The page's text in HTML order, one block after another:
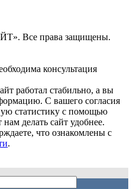
Все права защищены.
консультация
работал стабильно, а вы
С вашего согласия
статистику с помощью
делать сайт удобнее.
что ознакомлены с
.